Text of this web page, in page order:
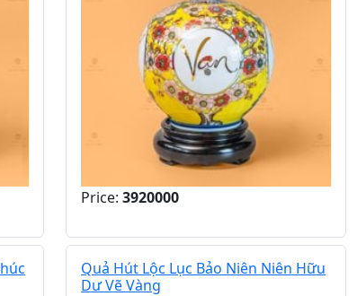
Price: 3920000
Quả Hút Lộc Lục Bảo Niên Niên Hữu
Dư Vẽ Vàng